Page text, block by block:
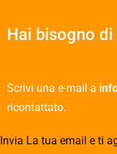
Hai bisogno
Scrivi una e-mail a
ricontattato.
Invia La tua email e ti